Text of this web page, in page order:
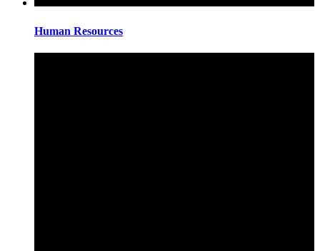
Human Resources